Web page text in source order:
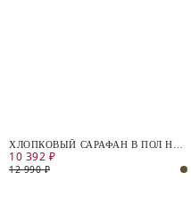
ХЛОПКОВЫЙ САРАФАН В ПОЛ НА
ТОНКИХ БРЕТЕЛЯХ
10 392 ₽
12 990 ₽